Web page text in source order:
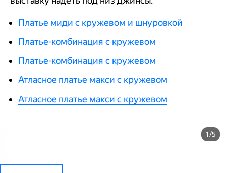
Платье миди с кружевом и шнуровкой
Платье-комбинация с кружевом
Платье-комбинация с кружевом
Атласное платье макси с кружевом
Атласное платье макси с кружевом
1/5